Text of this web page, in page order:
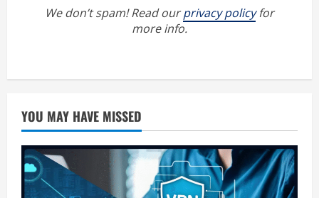
We don’t spam! Read ourprivacy policyfor
more info.
YOU MAY HAVE MISSED